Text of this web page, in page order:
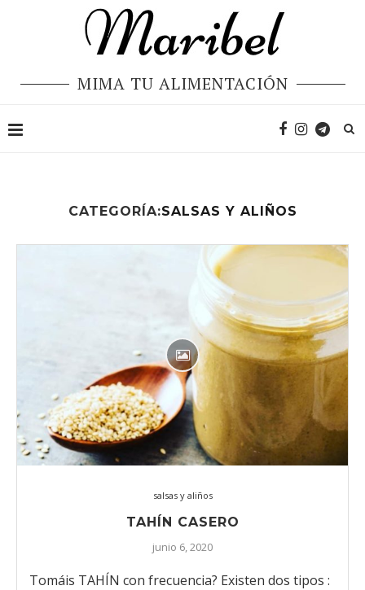
MIMA TU ALIMENTACIÓN
CATEGORÍA:SALSAS Y ALIÑOS
salsas y aliños
TAHÍN CASERO
junio 6, 2020
Tomáis TAHÍN con frecuencia? Existen dos tipos :